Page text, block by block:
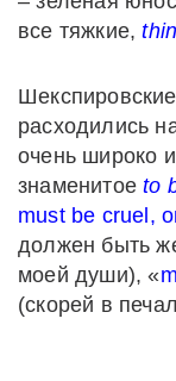
все тяжкие,
расходились
очень широко
знаменитоеto
must be cruel,
должен быть
моей души), «
(скорей в